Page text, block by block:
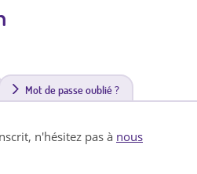
Mot de passe oublié ?
n'hésitez pas à nous